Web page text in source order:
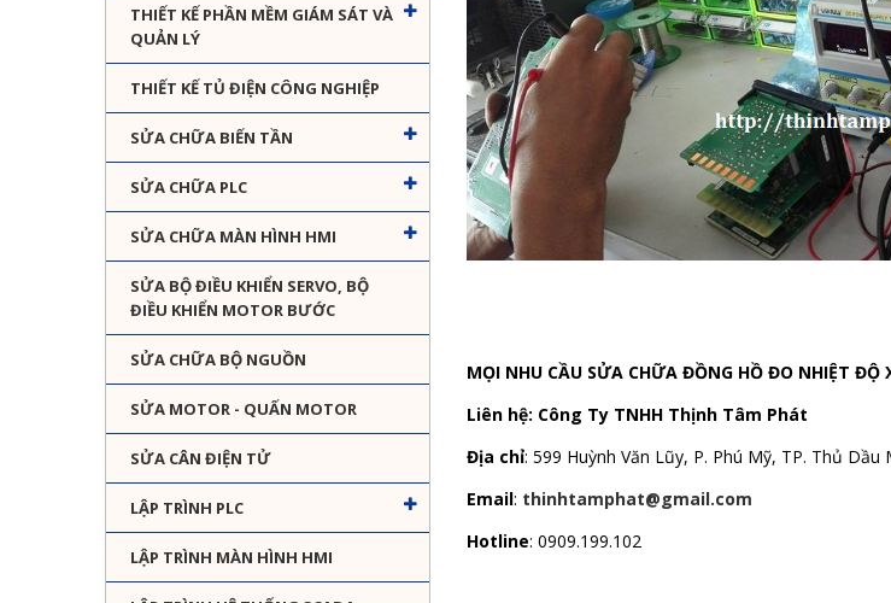
THIẾT KẾ PHẦN MỀM GIÁM SÁT VÀ
QUẢN LÝ
THIẾT KẾ TỦ ĐIỆN CÔNG NGHIỆP
SỬA CHỮA BIẾN TẦN
SỬA CHỮA PLC
SỬA CHỮA MÀN HÌNH HMI
SỬA BỘ ĐIỀU KHIỂN SERVO, BỘ
ĐIỀU KHIỂN MOTOR BƯỚC
SỬA CHỮA BỘ NGUỒN
SỬA MOTOR - QUẤN MOTOR
SỬA CÂN ĐIỆN TỬ
LẬP TRÌNH PLC
LẬP TRÌNH MÀN HÌNH HMI
MỌI NHU CẦU SỬA CHỮA ĐỒNG HỒ ĐO NHIỆT ĐỘ
Liên hệ: Công Ty TNHH Thịnh Tâm Phát
Địa chỉ: 599 Huỳnh Văn Lũy, P. Phú Mỹ, TP. Thủ
Email: thinhtamphat@gmail.com
Hotline: 0909.199.102